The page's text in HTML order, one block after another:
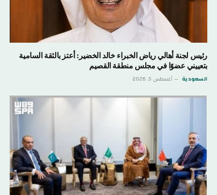
رئيس لجنة أهالي رياض الخبراء خالد الخضير: أعتز بالثقة السامية
بتعييني عضوًا في مجلس منطقة القصيم
السعودية أغسطس 5, 2026